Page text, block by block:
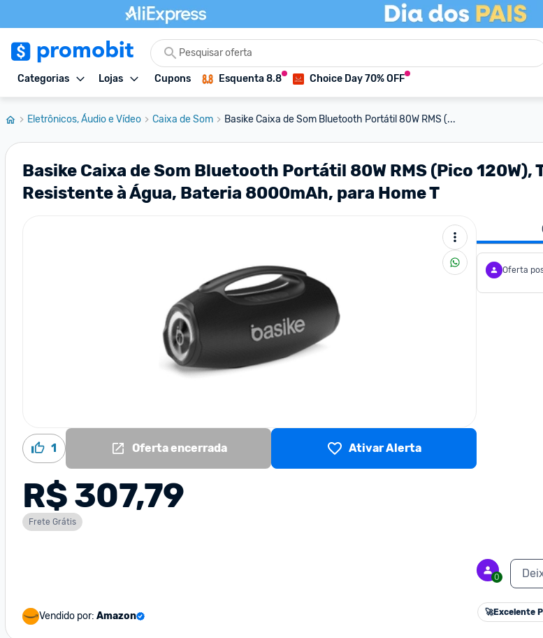
Categorias Lojas Cupons Esquenta 8.8 Choice Day 70% OFF
Eletrônicos, Áudio e Vídeo Caixa de Som Basike Caixa de Som Bluetooth Portátil 80W RMS (...
Basike Caixa de Som Bluetooth Portátil 80W RMS (Pico 120W),
Resistente à Água, Bateria 8000mAh, para Home T
1 Oferta encerrada Ativar Alerta
R$ 307,79
Frete Grátis
Vendido por: Amazon
Oferta
0
🚀Excelente